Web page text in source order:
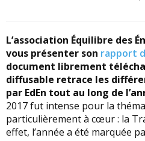
L’association Équilibre des
vous présenter son rapport
document librement
diffusable retrace les
par EdEn tout au long de
2017 fut intense pour la
particulièrement à cœur : la
effet, l’année a été marquée